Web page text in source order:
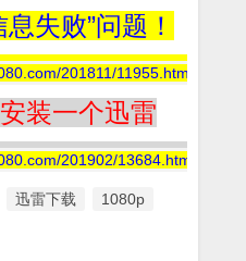
失败”问题！
201811/11955.html
装一个迅雷
201902/13684.html
迅雷下载 1080p